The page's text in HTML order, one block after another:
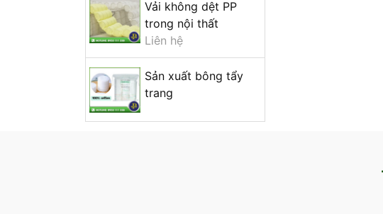
Vải không dệt PP
trong nội thất
Liên hệ
Sản xuất bông tẩy
trang